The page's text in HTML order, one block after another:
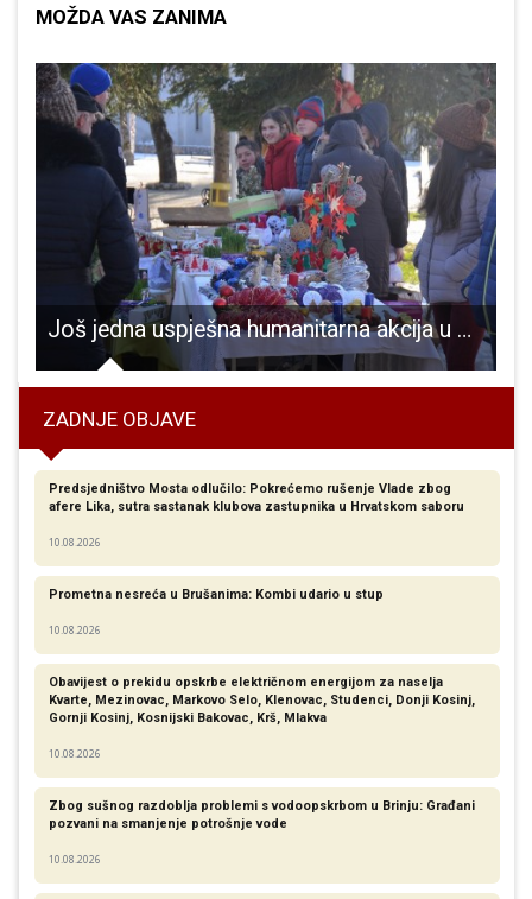
MOŽDA VAS ZANIMA
Još jedna uspješna humanitarna akcija u Perušiću
ZADNJE OBJAVE
Predsjedništvo Mosta odlučilo: Pokrećemo rušenje Vlade zbog
afere Lika, sutra sastanak klubova zastupnika u Hrvatskom saboru
10.08.2026
Prometna nesreća u Brušanima: Kombi udario u stup
10.08.2026
Obavijest o prekidu opskrbe električnom energijom za naselja
Kvarte, Mezinovac, Markovo Selo, Klenovac, Studenci, Donji Kosinj,
Gornji Kosinj, Kosnijski Bakovac, Krš, Mlakva
10.08.2026
Zbog sušnog razdoblja problemi s vodoopskrbom u Brinju: Građani
pozvani na smanjenje potrošnje vode
10.08.2026